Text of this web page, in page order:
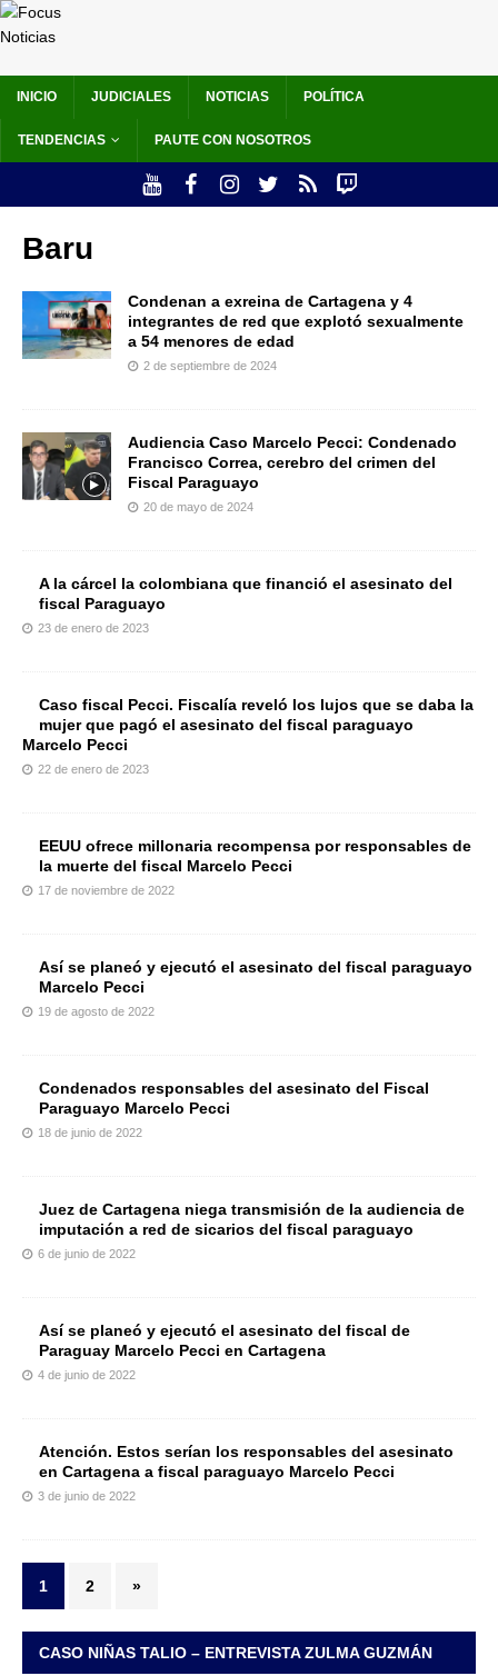
INICIO JUDICIALES NOTICIAS POLÍTICA
TENDENCIAS PAUTE CON NOSOTROS
Baru
Condenan a exreina de Cartagena y 4
integrantes de red que explotó sexualmente
a 54 menores de edad
2 de septiembre de 2024
Audiencia Caso Marcelo Pecci: Condenado
Francisco Correa, cerebro del crimen del
Fiscal Paraguayo
20 de mayo de 2024
A la cárcel la colombiana que financió el asesinato del
fiscal Paraguayo
23 de enero de 2023
Caso fiscal Pecci. Fiscalía reveló los lujos que se daba la
mujer que pagó el asesinato del fiscal paraguayo
Marcelo Pecci
22 de enero de 2023
EEUU ofrece millonaria recompensa por responsables de
la muerte del fiscal Marcelo Pecci
17 de noviembre de 2022
Así se planeó y ejecutó el asesinato del fiscal paraguayo
Marcelo Pecci
19 de agosto de 2022
Condenados responsables del asesinato del Fiscal
Paraguayo Marcelo Pecci
18 de junio de 2022
Juez de Cartagena niega transmisión de la audiencia de
imputación a red de sicarios del fiscal paraguayo
6 de junio de 2022
Así se planeó y ejecutó el asesinato del fiscal de
Paraguay Marcelo Pecci en Cartagena
4 de junio de 2022
Atención. Estos serían los responsables del asesinato
en Cartagena a fiscal paraguayo Marcelo Pecci
3 de junio de 2022
1 2 »
CASO NIÑAS TALIO – ENTREVISTA ZULMA GUZMÁN